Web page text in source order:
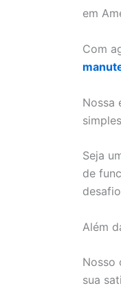
em
Com
Nossa
Seja
de
Além
Nosso
sua